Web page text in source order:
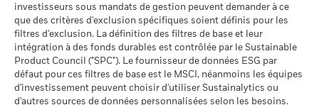
MSCI - centile par rapport aux
au 17/juil./2026
Fonds dans le groupe de
pairs
au 17/juil./2026
272
% de couverture MSCI
96,88
au -
L'exposition de BlackRock aux secteurs d'activité, telle qu'elle
est indiquée ci-dessus, pour le charbon thermique et les
sables bitumineux, est calculée et déclarée pour les
entreprises qui tirent plus de 5 % de leurs revenus du
charbon thermique ou des sables bitumineux, tel que défini
investisseurs sous mandats de gestion peuvent demander à ce
que des critères d'exclusion spécifiques soient définis pour les
filtres d'exclusion. La définition des filtres de base et leur
intégration à des fonds durables est contrôlée par le Sustainable
Product Council ("SPC"). Le fournisseur de données ESG par
défaut pour ces filtres de base est le MSCI, néanmoins les équipes
d'investissement peuvent choisir d'utiliser Sustainalytics ou
d'autres sources de données personnalisées selon les besoins.